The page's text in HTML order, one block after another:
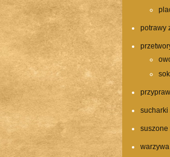
potrawy
sucharki
suszone
warzywa